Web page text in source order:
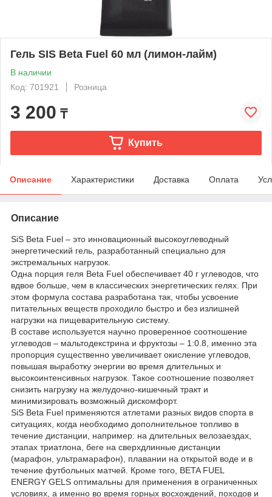
Гель SIS Beta Fuel 60 мл (лимон-лайм)
В наличии
Код: 701921
Розница
3 200 ₸
Купить
Описание Характеристики Доставка Оплата
Описание
SiS Beta Fuel – это инновационный высокоуглеводный
энергетический гель, разработанный специально для
экстремальных нагрузок.
Одна порция геля Beta Fuel обеспечивает 40 г углеводов, что
вдвое больше, чем в классических энергетических гелях. При
этом формула состава разработана так, чтобы усвоение
питательных веществ проходило быстро и без излишней
нагрузки на пищеварительную систему.
В составе используется научно проверенное соотношение
углеводов – мальтодекстрина и фруктозы – 1:0.8, именно эта
пропорция существенно увеличивает окисление углеводов,
повышая выработку энергии во время длительных и
высокоинтенсивных нагрузок. Такое соотношение позволяет
снизить нагрузку на желудочно-кишечный тракт и
минимизировать возможный дискомфорт.
SiS Beta Fuel применяются атлетами разных видов спорта в
ситуациях, когда необходимо дополнительное топливо в
течение дистанции, например: на длительных велозаездах,
этапах триатлона, беге на сверхдлинные дистанции
(марафон, ультрамарафон), плавании на открытой воде и в
течение футбольных матчей. Кроме того, BETA FUEL
ENERGY GELS оптимальны для применения в ограниченных
условиях, а именно во время горных восхождений, походов и